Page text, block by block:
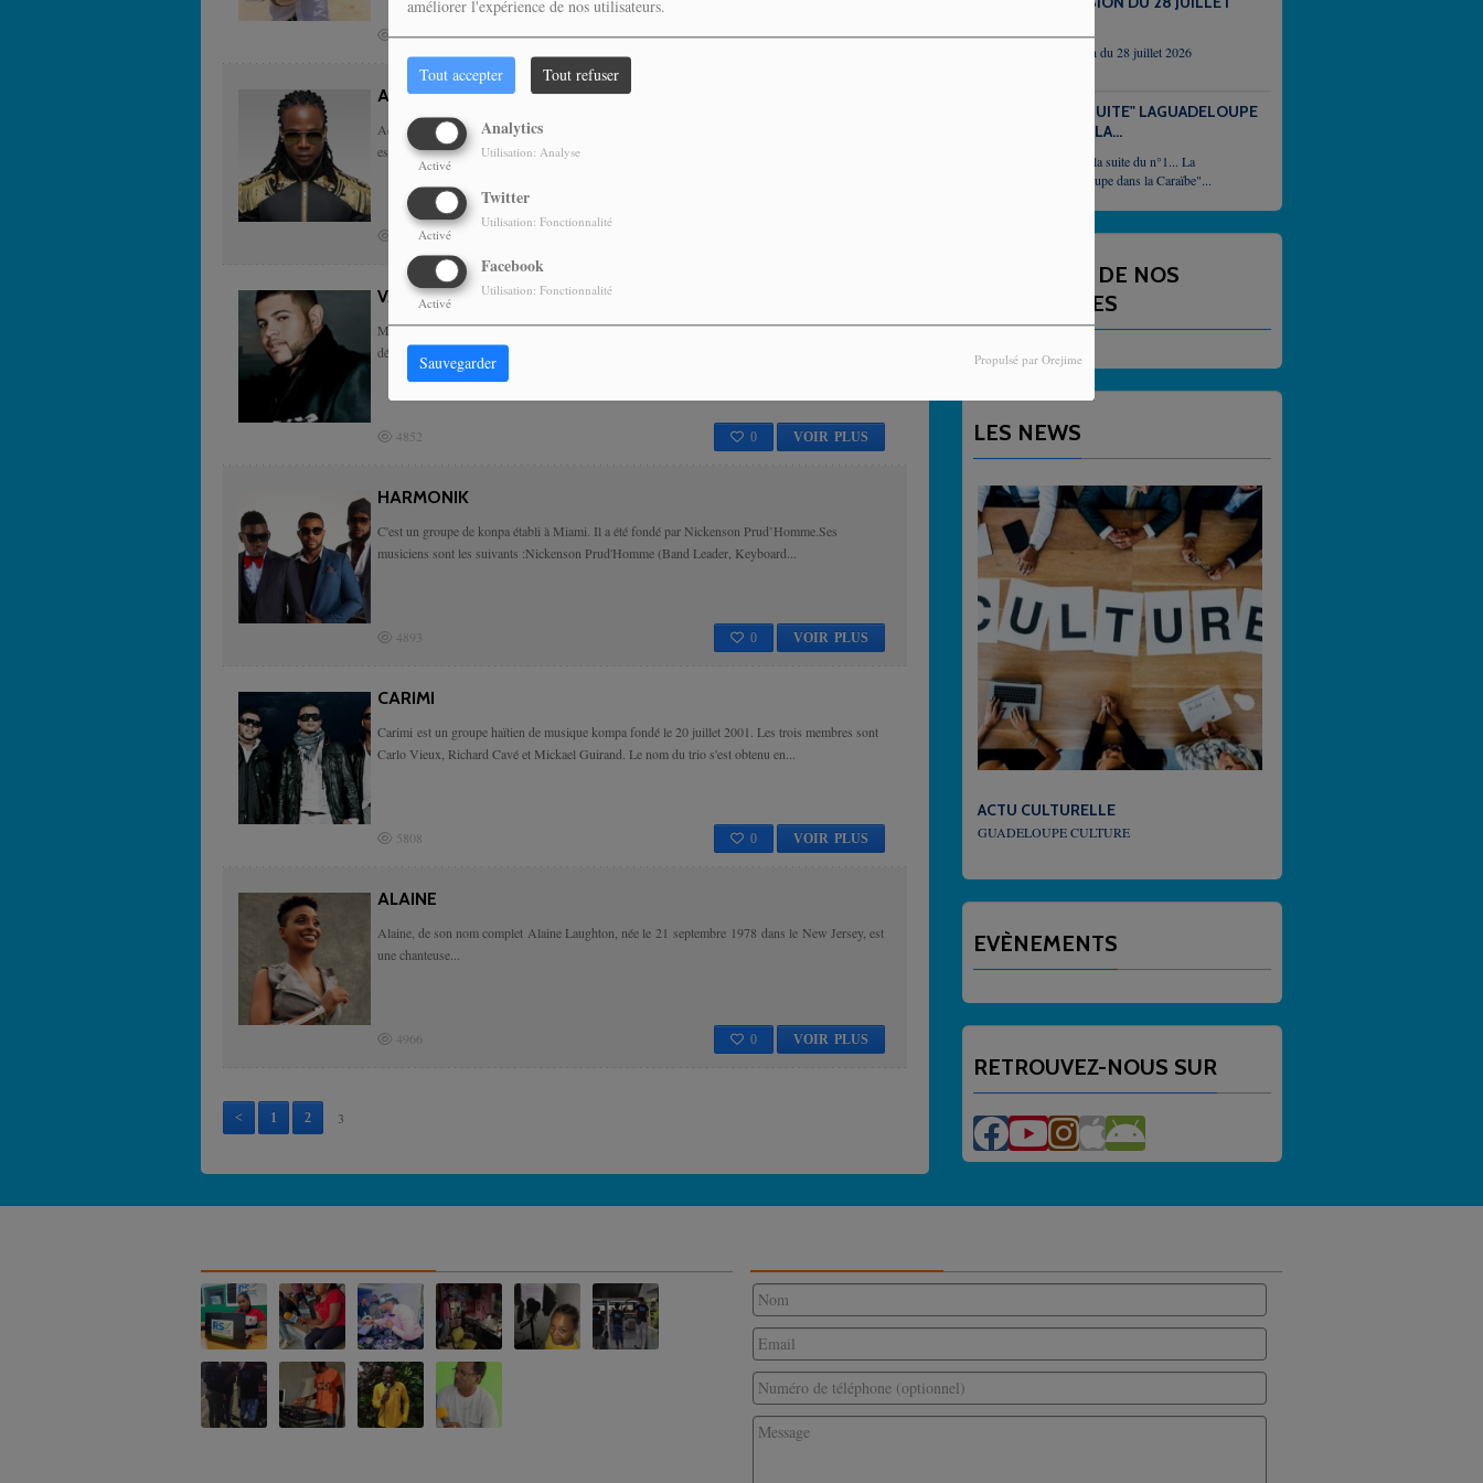
améliorer l'expérience de nos utilisateurs.
Tout accepter Tout refuser
Analytics
Activé
Utilisation: Analyse
Twitter
Activé
Utilisation: Fonctionnalité
Facebook
Activé
Utilisation: Fonctionnalité
Sauvegarder Propulsé par Orejime
VOIR PLUS
0
4404
ADMIRAL'T
Admiral T, de son vrai nom Christy Campbell, né le 29 mars 1981 aux Abymes en Guadeloupe,
est...
5724
VAYB
Michael Guirand, issue de la célèbre formation CARIMI, est né le 18 décembre 1975. Tout petit
déjà, il se découvre une vraie passion pour le chant....
VOIR PLUS
0
4852
HARMONIK
C'est un groupe de konpa établi à Miami. Il a été fondé par Nickenson Prud’Homme.Ses
musiciens sont les suivants :Nickenson Prud'Homme (Band Leader, Keyboard...
VOIR PLUS
0
4893
CARIMI
Carimi est un groupe haïtien de musique kompa fondé le 20 juillet 2001. Les trois membres sont
Carlo Vieux, Richard Cavé et Mickael Guirand. Le nom du trio s'est obtenu en...
VOIR PLUS
0
5808
ALAINE
Alaine, de son nom complet Alaine Laughton, née le 21 septembre 1978 dans le New Jersey, est
une chanteuse...
VOIR PLUS
0
4966
< 1 2 3
emission du 28 juillet 2026
N°2 "SUITE" LAGUADELOUPE
DANS LA...
Et voici la suite du n°1... La
Guadeloupe dans la Caraïbe"...
ANNONCES DE NOS
PARTENAIRES
LES NEWS
ACTU CULTURELLE
GUADELOUPE CULTURE
EVÈNEMENTS
RETROUVEZ-NOUS SUR